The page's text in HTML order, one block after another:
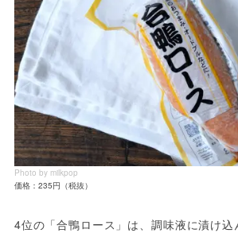
Photo by milkpop
価格：235円（税抜）
4位の「合鴨ロース」は、調味液に漬け込